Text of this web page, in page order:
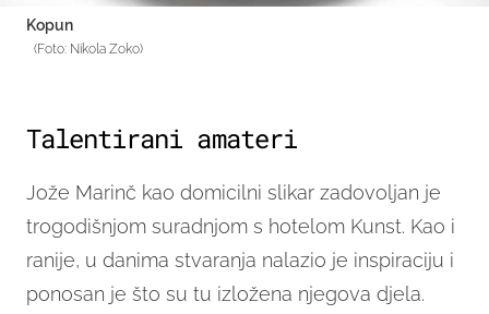
Kopun
(Foto: Nikola Zoko)
Talentirani amateri
Jože Marinč kao domicilni slikar zadovoljan je
trogodišnjom suradnjom s hotelom Kunst. Kao i
ranije, u danima stvaranja nalazio je inspiraciju i
ponosan je što su tu izložena njegova djela.